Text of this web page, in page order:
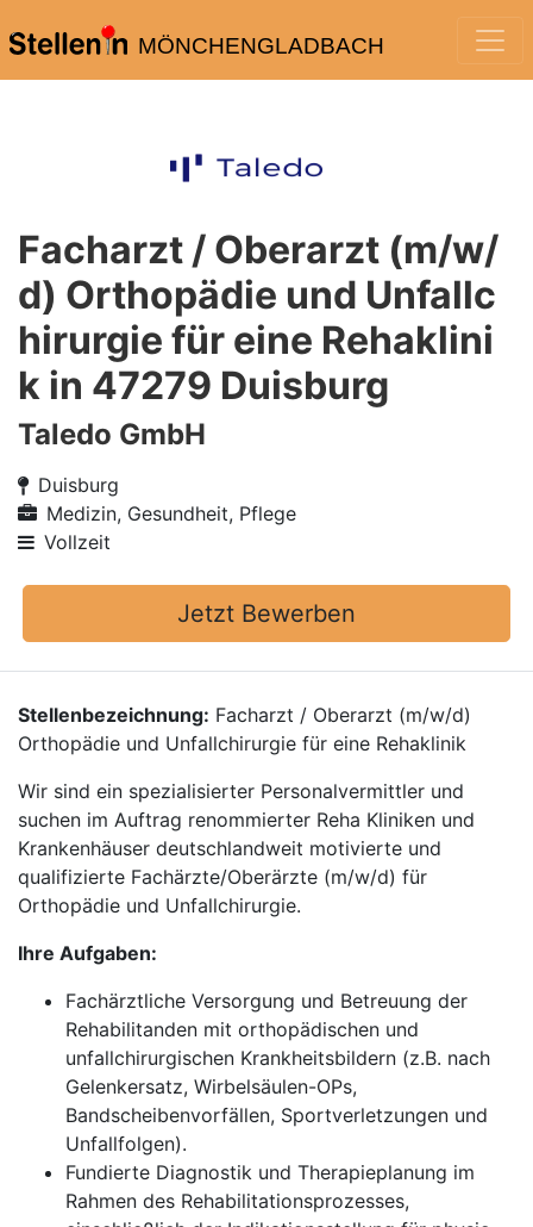
MÖNCHENGLADBACH
Facharzt / Oberarzt (m/w/
d) Orthopädie und Unfallc
hirurgie für eine Rehaklini
k in 47279 Duisburg
Taledo GmbH
Duisburg
Medizin, Gesundheit, Pflege
Vollzeit
Jetzt Bewerben
Stellenbezeichnung: Facharzt / Oberarzt (m/w/d)
Orthopädie und Unfallchirurgie für eine Rehaklinik
Wir sind ein spezialisierter Personalvermittler und
suchen im Auftrag renommierter Reha Kliniken und
Krankenhäuser deutschlandweit motivierte und
qualifizierte Fachärzte/Oberärzte (m/w/d) für
Orthopädie und Unfallchirurgie.
Ihre Aufgaben:
Fachärztliche Versorgung und Betreuung der
Rehabilitanden mit orthopädischen und
unfallchirurgischen Krankheitsbildern (z.B. nach
Gelenkersatz, Wirbelsäulen-OPs,
Bandscheibenvorfällen, Sportverletzungen und
Unfallfolgen).
Fundierte Diagnostik und Therapieplanung im
Rahmen des Rehabilitationsprozesses,